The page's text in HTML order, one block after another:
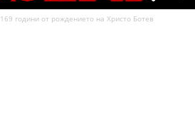
169 години от рождението на Христо Ботев